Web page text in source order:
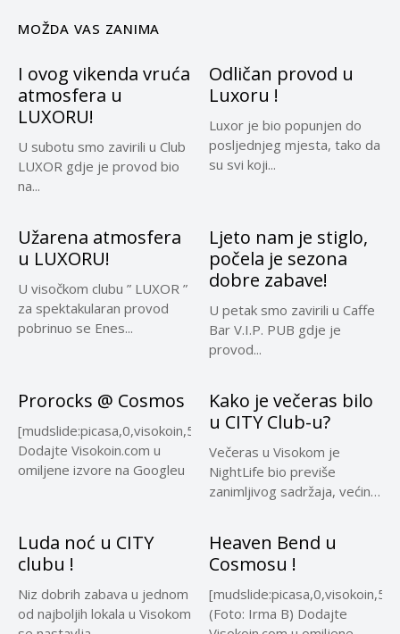
MOŽDA VAS ZANIMA
I ovog vikenda vruća
atmosfera u
LUXORU!
U subotu smo zavirili u Club
LUXOR gdje je provod bio
na...
Odličan provod u
Luxoru !
Luxor je bio popunjen do
posljednjeg mjesta, tako da
su svi koji...
Užarena atmosfera
u LUXORU!
U visočkom clubu ” LUXOR ”
za spektakularan provod
pobrinuo se Enes...
Ljeto nam je stiglo,
počela je sezona
dobre zabave!
U petak smo zavirili u Caffe
Bar V.I.P. PUB gdje je
provod...
Prorocks @ Cosmos
[mudslide:picasa,0,visokoin,5729155689159114417]
Dodajte Visokoin.com u
omiljene izvore na Googleu
Kako je večeras bilo
u CITY Club-u?
Večeras u Visokom je
NightLife bio previše
zanimljivog sadržaja, većina
Luda noć u CITY
clubu !
Niz dobrih zabava u jednom
od najboljih lokala u Visokom
Heaven Bend u
Cosmosu !
(Foto: Irma B) Dodajte